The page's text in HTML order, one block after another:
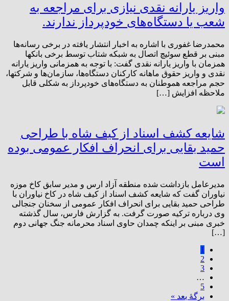
واریز یارانه نقدی نیازی برای مراجعه به
شعب یا دستگاه‌های خودپرداز ندارند.
محمدرضا غفوری با اشاره به اخبار انتشار یافته در برخی رسانه‌ها
مبنی بر قطع سوئیچ اتصال به شبکه شتاب توسط برخی بانکها
همزمان با واریز یارانه نقدی گفت: با توجه به همزمانی واریز یارانه
نقدی و واریز حقوق ماهانه کارکنان دستگاه‌ها، سازمان‌ها و شرکتها،
حجم مراجعه هموطنان به دستگاه‌های خودپرداز به شکلی قابل
ملاحظه افزایش […]
شایعه کشف اسناد از کیف شاه با طراحی
حمید بقایی برای انحراف افکار عمومی بوده
است
مدیرعامل بازداشت شده منطقه آزاد ارس و مدیر سابق کاخ موزه
نیاوران گفت که شایعه کشف اسناد از کیف شاه در کاخ نیاوران با
طراحی حمید بقایی برای انحراف افکار عمومی از سخنان جنجالی
وی درباره ترکیه صورت گرفت. به گزارش فارس، سال گذشته
خبری مبنی بر اینکه چمدان حاوی اسناد محرمانه جنگ جهانی دوم
[…]
1
2
3
…
5
برگهٔ بعد »